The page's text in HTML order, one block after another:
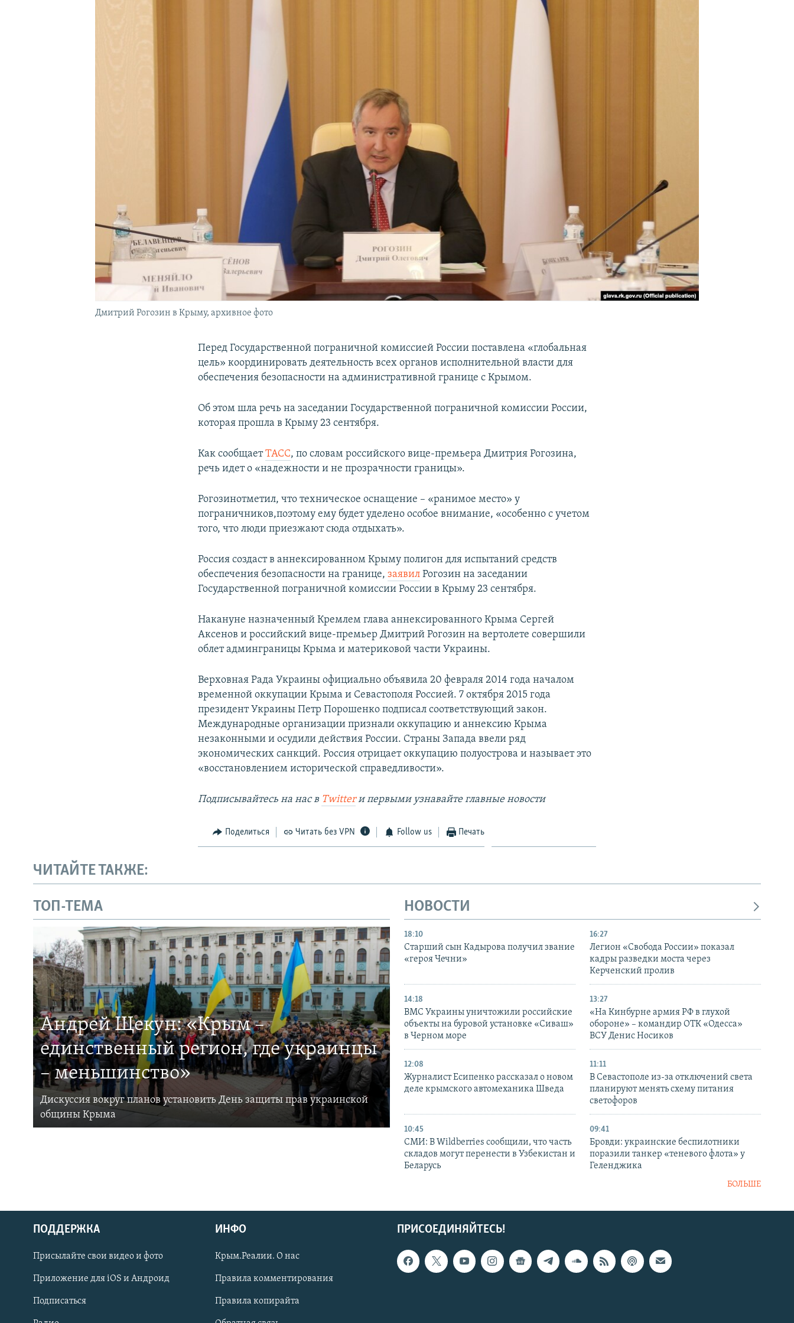
Українською
Qırımtatar
ПРИСОЕДИНЯЙТЕСЬ!
Дмитрий Рогозин в Крыму, архивное фото
Перед Государственной пограничной комиссией России поставлена «глобальная
цель» координировать деятельность всех органов исполнительной власти для
обеспечения безопасности на административной границе с Крымом.
Об этом шла речь на заседании Государственной пограничной комиссии России,
которая прошла в Крыму 23 сентября.
Как сообщаетТАСС, по словам российского вице-премьера Дмитрия Рогозина,
речь идет о «надежности и не прозрачности границы».
Рогозинотметил, что техническое оснащение – «ранимое место» у
пограничников,поэтому ему будет уделено особое внимание, «особенно с учетом
того, что люди приезжают сюда отдыхать».
Россия создаст в аннексированном Крыму полигон для испытаний средств
обеспечения безопасности на границе,заявил Рогозин на заседании
Государственной пограничной комиссии России в Крыму 23 сентября.
Накануне назначенный Кремлем глава аннексированного Крыма Сергей
Аксенов и российский вице-премьер Дмитрий Рогозин на вертолете совершили
облет админграницы Крыма и материковой части Украины.
Верховная Рада Украины официально объявила 20 февраля 2014 года началом
временной оккупации Крыма и Севастополя Россией. 7 октября 2015 года
президент Украины Петр Порошенко подписал соответствующий закон.
Международные организации признали оккупацию и аннексию Крыма
незаконными и осудили действия России. Страны Запада ввели ряд
экономических санкций. Россия отрицает оккупацию полуострова и называет это
«восстановлением исторической справедливости».
Подписывайтесь на наc в Twitterи первыми узнавайте главные новости
Поделиться Читать без VPN Follow us Печать
ЧИТАЙТЕ ТАКЖЕ:
ТОП-ТЕМА
Андрей Щекун: «Крым –
единственный регион, где украинцы
– меньшинство»
Дискуссия вокруг планов установить День защиты прав украинской
общины Крыма
НОВОСТИ
18:10
Старший сын Кадырова получил звание
«героя Чечни»
16:27
Легион «Свобода России» показал
кадры разведки моста через
Керченский пролив
14:18
ВМС Украины уничтожили российские
объекты на буровой установке «Сиваш»
в Черном море
13:27
«На Кинбурне армия РФ в глухой
обороне» – командир ОТК «Одесса»
ВСУ Денис Носиков
12:08
Журналист Есипенко рассказал о новом
деле крымского автомеханика Шведа
11:11
В Севастополе из-за отключений света
планируют менять схему питания
светофоров
10:45
СМИ: В Wildberries сообщили, что часть
складов могут перенести в Узбекистан и
Беларусь
09:41
Бровди: украинские беспилотники
поразили танкер «теневого флота» у
Геленджика
БОЛЬШЕ
ПРИСОЕДИНЯЙТЕСЬ!
ПОДДЕРЖКА
Присылайте свои видео и фото
Приложение для iOS и Андроид
Подписаться
ИНФО
Крым.Реалии. О нас
Правила комментирования
Правила копирайта